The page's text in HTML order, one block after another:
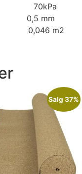
0,5 mm
m2
Salg 37%